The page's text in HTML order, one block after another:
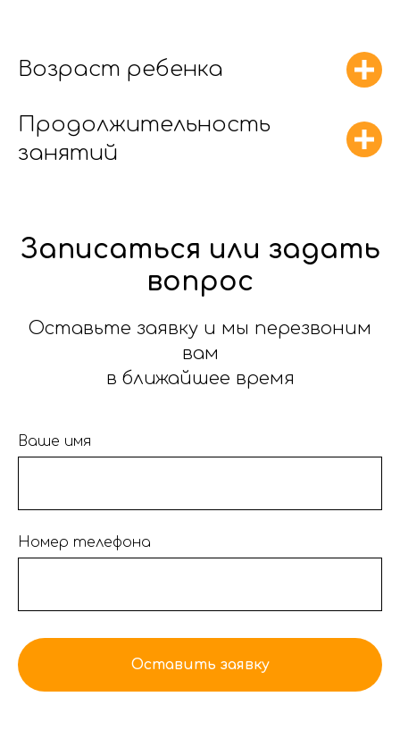
Возраст ребенка
Продолжительность
занятий
Записаться или задать
вопрос
Оставьте заявку и мы перезвоним
вам
в ближайшее время
Ваше имя
Номер телефона
Оставить заявку